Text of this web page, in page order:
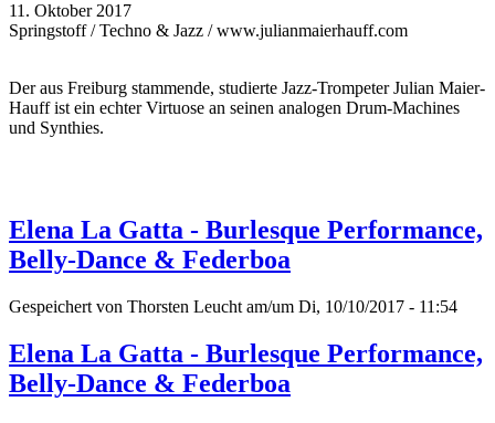
11. Oktober 2017
Springstoff / Techno & Jazz / www.julianmaierhauff.com
Der aus Freiburg stammende, studierte Jazz-Trompeter Julian Maier-
Hauff ist ein echter Virtuose an seinen analogen Drum-Machines
und Synthies.
Elena La Gatta - Burlesque Performance,
Belly-Dance & Federboa
Gespeichert von Thorsten Leucht am/um Di, 10/10/2017 - 11:54
Elena La Gatta - Burlesque Performance,
Belly-Dance & Federboa